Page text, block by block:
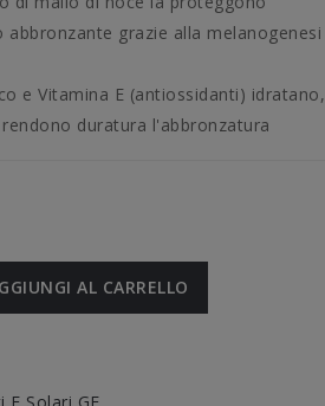
abbronzante grazie alla melanogenesi
e Vitamina E (antiossidanti) idratano,
duratura l'abbronzatura
AL CARRELLO